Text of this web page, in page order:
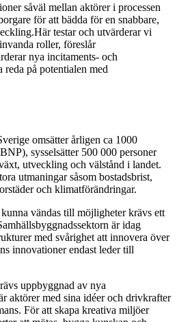
såväl mellan aktörer i processen
för att bädda för en snabbare,
testar och utvärderar vi
roller, föreslår
nya incitaments- och
reda på potentialen med
omsätter årligen ca 1000
sysselsätter 500 000 personer
utveckling och välstånd i landet.
utmaningar såsom bostadsbrist,
och klimatförändringar.
vändas till möjligheter krävs ett
är idag
med svårighet att innovera över
innovationer endast leder till
uppbyggnad av nya
aktörer med sina idéer och drivkrafter
För att skapa kreativa miljöer